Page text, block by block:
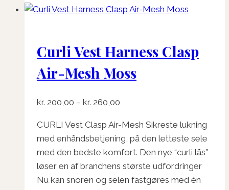
har
Mulighederne
kan
vælges
Curli Vest Harness Clasp
Air-Mesh Moss
kr. 200,00 – kr. 260,00
til
kr. 260,00
CURLI Vest Clasp Air-Mesh Sikreste lukning
med enhåndsbetjening, på den letteste sele
med den bedste komfort. Den nye “curli lås”
løser en af ​​branchens største udfordringer
Nu kan snoren og selen fastgøres med én